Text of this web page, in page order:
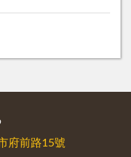
府前路15號